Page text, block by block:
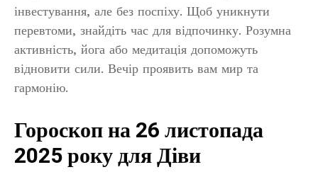
інвестування, але без поспіху. Щоб уникнути
перевтоми, знайдіть час для відпочинку. Розумна
активність, йога або медитація допоможуть
відновити сили. Вечір проявить вам мир та
гармонію.
Гороскоп на 26 листопада
2025 року для Діви